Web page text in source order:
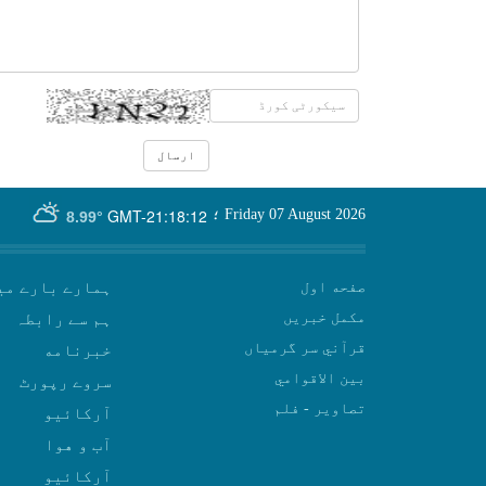
GMT-21:18:12
8.99° Friday 07 August 2026 ؛
صفحه اول
مکمل خبریں
قرآني سر گرمياں
بين الاقوامي
تصاوير - فلم
ہمارے بارے
ہم سے رابطہ
سروے رپورٹ
آرکائیو
آب و هوا